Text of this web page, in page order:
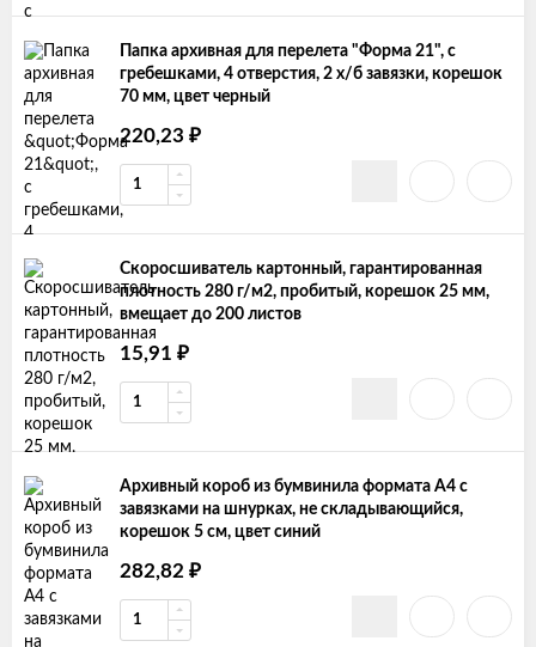
Папка архивная для перелета "Форма 21", с
гребешками, 4 отверстия, 2 х/б завязки, корешок
70 мм, цвет черный
220,23 ₽
Скоросшиватель картонный, гарантированная
плотность 280 г/м2, пробитый, корешок 25 мм,
вмещает до 200 листов
15,91 ₽
Архивный короб из бумвинила формата А4 с
завязками на шнурках, не складывающийся,
корешок 5 см, цвет синий
282,82 ₽